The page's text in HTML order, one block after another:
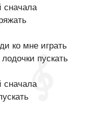
сначала
ко мне играть
пускать
сначала